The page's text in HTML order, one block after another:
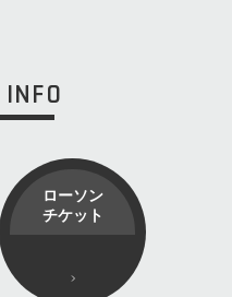
ローソン
チケット